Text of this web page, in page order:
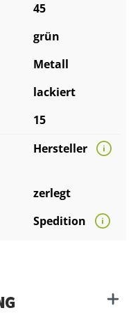
45
grün
Metall
lackiert
15
Hersteller
zerlegt
Spedition